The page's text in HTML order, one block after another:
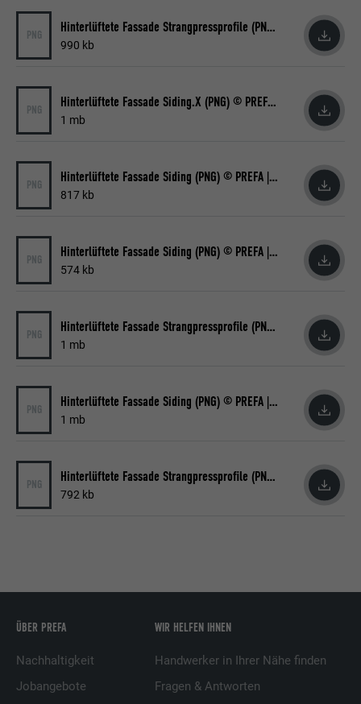
PNG Hinterlüftete Fassade Strangpressprofile (PNG) © PREFA | Croce & Wir
990 kb
PNG Hinterlüftete Fassade Siding.X (PNG) © PREFA | Croce & Wir
1 mb
PNG Hinterlüftete Fassade Siding (PNG) © PREFA | Croce & Wir
817 kb
PNG Hinterlüftete Fassade Siding (PNG) © PREFA | Croce & Wir
574 kb
PNG Hinterlüftete Fassade Strangpressprofile (PNG) © PREFA | Croce & Wir
1 mb
PNG Hinterlüftete Fassade Siding (PNG) © PREFA | Croce & Wir
1 mb
PNG Hinterlüftete Fassade Strangpressprofile (PNG) © PREFA | Croce & Wir
792 kb
ÜBER PREFA
Nachhaltigkeit
Jobangebote
WIR HELFEN IHNEN
Handwerker in Ihrer Nähe finden
Fragen & Antworten
Anbieter LinkedIn
Zweck
Verwendet vom Social-Networking-Dienst
Name
Anbieter LinkedIn
Laufzeit
Zweck
Wird verwendet, um sicherzustellen, dass
das SameSite-Attribut für alle Cookies in
Name
Zweck
Wird von Facebook genutzt, um eine Reihe
Beispiel Echtzeitgebote dritter